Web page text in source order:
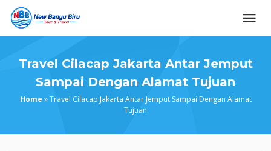
Skip
Travel Cilacap Jakarta Antar Jemput
Sampai Dengan Alamat Tujuan
Home »Travel Cilacap Jakarta Antar Jemput Sampai Dengan Alamat
Tujuan